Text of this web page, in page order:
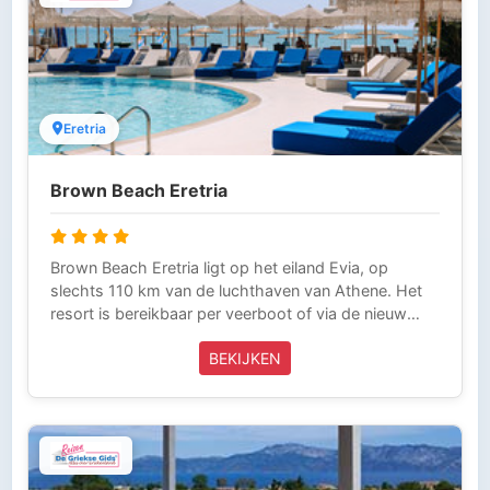
Eretria
Brown Beach Eretria
Brown Beach Eretria ligt op het eiland Evia, op
slechts 110 km van de luchthaven van Athene. Het
resort is bereikbaar per veerboot of via de nieuw
die kiezen voor sightseeingtours, avontuurlijke tours
Meteora en de historische stad Athene, Brown
Beach Eretria bestaat uit een hoofdgebouw met 96
kamers en 3 suites, evenals 75 extra kamers die zijn
BEKIJKEN